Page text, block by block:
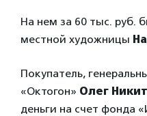
На нем за 60 тыс. руб.
местной художницы
Покупатель,
«Октогон» Олег
деньги на счет фонда